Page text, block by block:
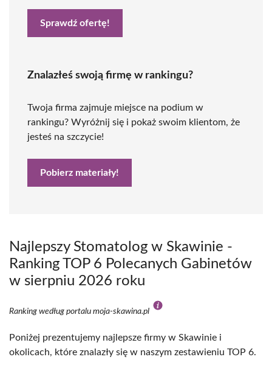
Sprawdź ofertę!
Znalazłeś swoją firmę w rankingu?
Twoja firma zajmuje miejsce na podium w
rankingu? Wyróżnij się i pokaż swoim klientom, że
jesteś na szczycie!
Pobierz materiały!
Najlepszy Stomatolog w Skawinie -
Ranking TOP 6 Polecanych Gabinetów
w sierpniu 2026 roku
Ranking według portalu moja-skawina.pl
Poniżej prezentujemy najlepsze firmy w Skawinie i
okolicach, które znalazły się w naszym zestawieniu TOP 6.